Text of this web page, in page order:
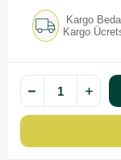
Kargo
Kargo